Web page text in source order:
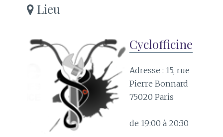
Lieu
Cyclofficine
Adresse : 15, rue
Pierre Bonnard
75020 Paris
de 19:00 à 20:30